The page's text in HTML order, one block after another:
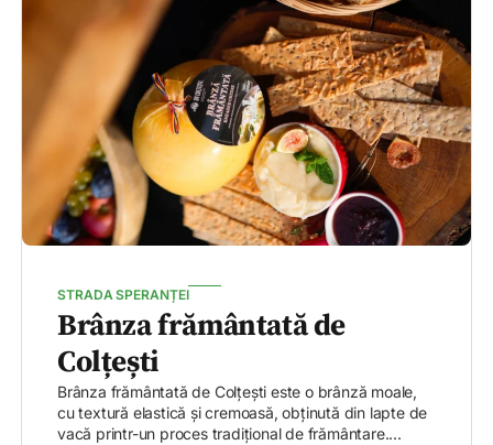
STRADA SPERANȚEI
Brânza frământată de
Colțești
Brânza frământată de Colțești este o brânză moale,
cu textură elastică și cremoasă, obținută din lapte de
vacă printr-un proces tradițional de frământare....